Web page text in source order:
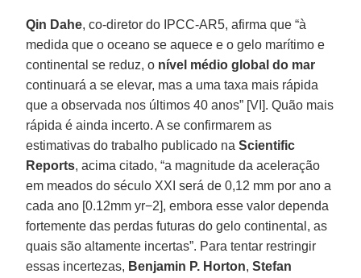
Qin Dahe, co-diretor do IPCC-AR5, afirma que “à
medida que o oceano se aquece e o gelo marítimo e
continental se reduz, o nível médio global do mar
continuará a se elevar, mas a uma taxa mais rápida
que a observada nos últimos 40 anos” [VI]. Quão mais
rápida é ainda incerto. A se confirmarem as
estimativas do trabalho publicado naScientific
Reports, acima citado, “a magnitude da aceleração
em meados do século XXI será de 0,12 mm por ano a
cada ano [0.12mm yr−2], embora esse valor dependa
fortemente das perdas futuras do gelo continental, as
quais são altamente incertas”. Para tentar restringir
essas incertezas, Benjamin P. Horton, Stefan